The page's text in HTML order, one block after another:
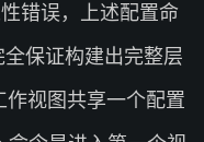
错误，上述配置命
保证构建出完整层
视图共享一个配置